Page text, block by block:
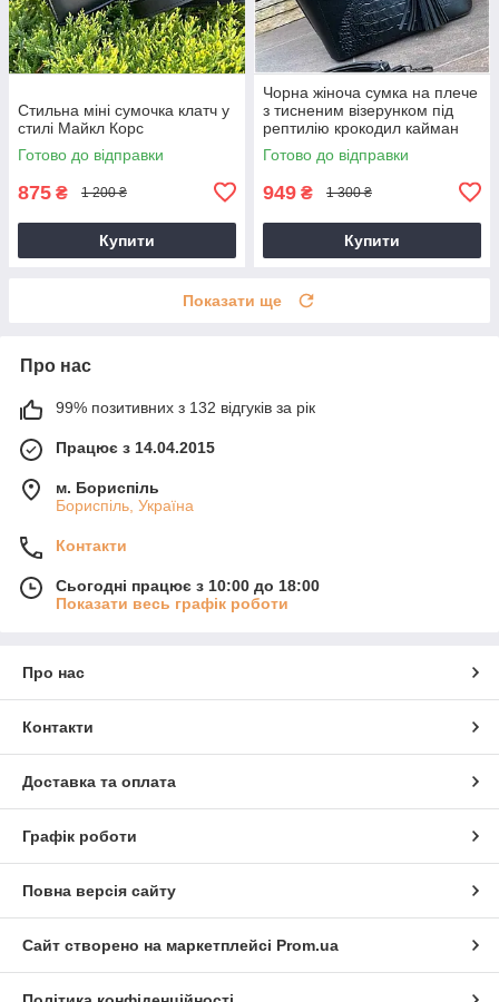
Стильна міні сумочка клатч у
стилі Майкл Корс
Готово до відправки
875 ₴ 1 200 ₴
Купити
Чорна жіноча сумка на плече
з тисненим візерунком під
рептилію крокодил кайман
Готово до відправки
949 ₴ 1 300 ₴
Купити
Показати ще
Про нас
99% позитивних з 132 відгуків за рік
Працює з 14.04.2015
м. Бориспіль
Бориспіль, Україна
Контакти
Сьогодні працює з 10:00 до 18:00
Показати весь графік роботи
Про нас
Контакти
Доставка та оплата
Графік роботи
Повна версія сайту
Сайт створено на маркетплейсі Prom.ua